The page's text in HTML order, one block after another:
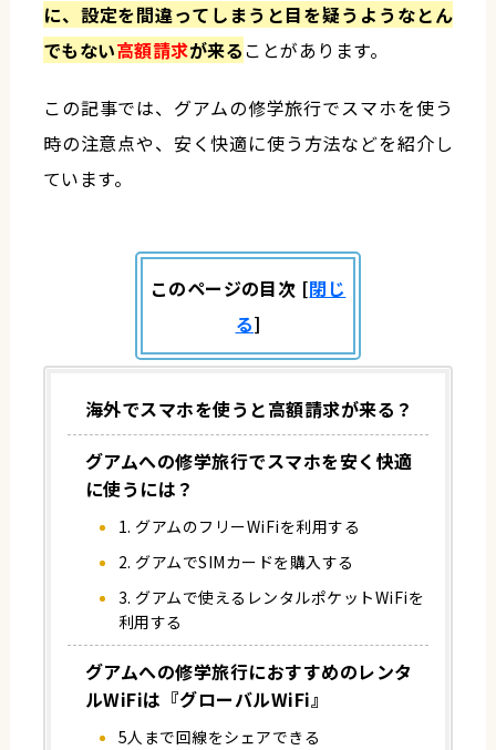
に、設定を間違ってしまうと目を疑うようなとん
でもない高額請求が来ることがあります。
この記事では、グアムの修学旅行でスマホを使う
時の注意点や、安く快適に使う方法などを紹介し
ています。
このページの目次 [閉じ
る]
海外でスマホを使うと高額請求が来る？
グアムへの修学旅行でスマホを安く快適
に使うには？
1. グアムのフリーWiFiを利用する
2. グアムでSIMカードを購入する
3. グアムで使えるレンタルポケットWiFiを
利用する
グアムへの修学旅行におすすめのレンタ
ルWiFiは『グローバルWiFi』
5人まで回線をシェアできる